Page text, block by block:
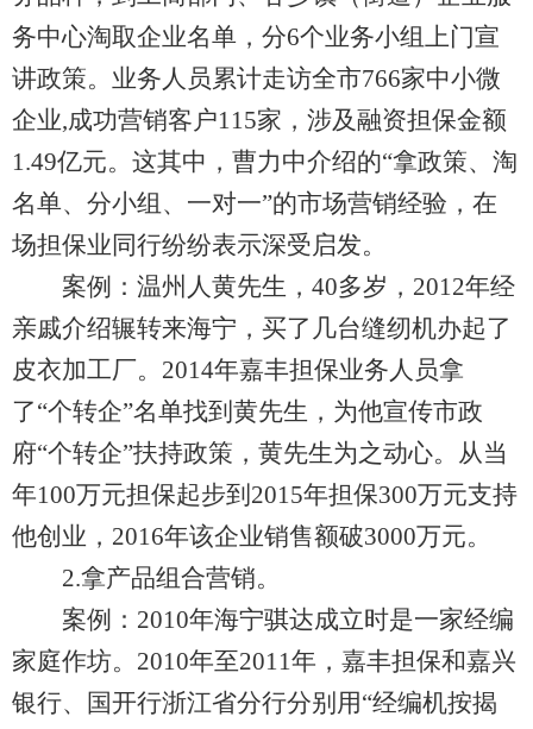
务中心淘取企业名单，分6个业务小组上门宣
讲政策。业务人员累计走访全市766家中小微
企业,成功营销客户115家，涉及融资担保金额
1.49亿元。这其中，曹力中介绍的“拿政策、淘
名单、分小组、一对一”的市场营销经验，在
场担保业同行纷纷表示深受启发。
案例：温州人黄先生，40多岁，2012年经
亲戚介绍辗转来海宁，买了几台缝纫机办起了
皮衣加工厂。2014年嘉丰担保业务人员拿
了“个转企”名单找到黄先生，为他宣传市政
府“个转企”扶持政策，黄先生为之动心。从当
年100万元担保起步到2015年担保300万元支持
他创业，2016年该企业销售额破3000万元。
2.拿产品组合营销。
案例：2010年海宁骐达成立时是一家经编
家庭作坊。2010年至2011年，嘉丰担保和嘉兴
银行、国开行浙江省分行分别用“经编机按揭